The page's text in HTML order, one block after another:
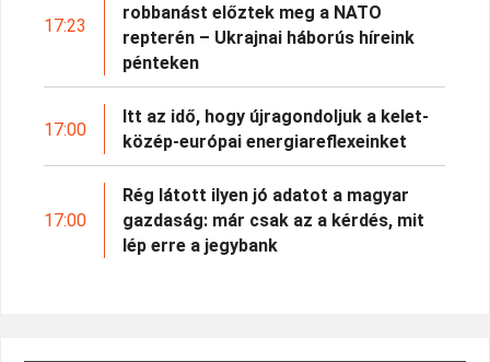
17:23
robbanást előztek meg a NATO
repterén – Ukrajnai háborús híreink
pénteken
17:00
Itt az idő, hogy újragondoljuk a kelet-
közép-európai energiareflexeinket
17:00
Rég látott ilyen jó adatot a magyar
gazdaság: már csak az a kérdés, mit
lép erre a jegybank